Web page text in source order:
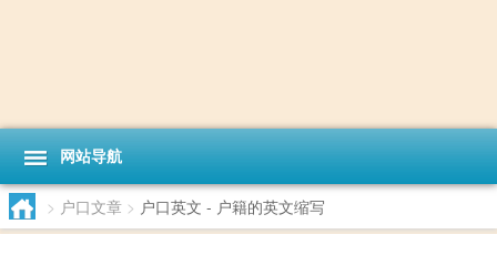
网站导航
> 户口文章 > 户口英文 - 户籍的英文缩写